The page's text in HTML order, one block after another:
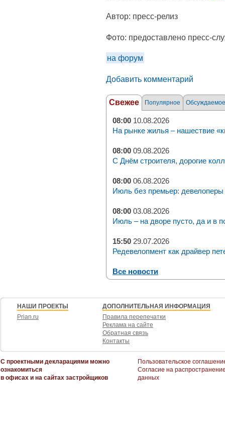
Автор: пресс-релиз
Фото: предоставлено пресс-
на форум
Добавить комментарий
Свежее Популярное Обсуждаемое
08:00 10.08.2026
На рынке жилья – нашествие
08:00 09.08.2026
С Днём строителя, дорогие
08:00 06.08.2026
Июль без премьер: девелоперы
08:00 03.08.2026
Июль – на дворе пусто, да и в
15:50 29.07.2026
Редевелопмент как драйвер
Все новости
НАШИ ПРОЕКТЫ
Prian.ru
ДОПОЛНИТЕЛЬНАЯ ИНФОРМАЦИЯ
Правила перепечатки
Реклама на сайте
Обратная связь
Контакты
С проектными декларациями можно
ознакомиться
в офисах и на сайтах застройщиков
Пользовательское
Согласие на
данных